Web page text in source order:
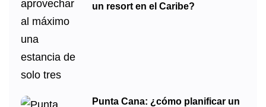
un resort en el Caribe?
Punta Cana: ¿cómo planificar un